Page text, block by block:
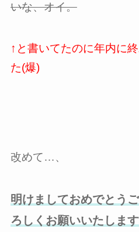
いな、オイ。
↑と書いてたのに年内に
た(爆)
改めて…、
明けましておめでとう
ろしくお願いいたします